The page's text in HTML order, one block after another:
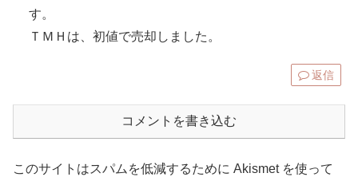
す。
ＴＭＨは、初値で売却しました。
返信
コメントを書き込む
このサイトはスパムを低減するために Akismet を使って